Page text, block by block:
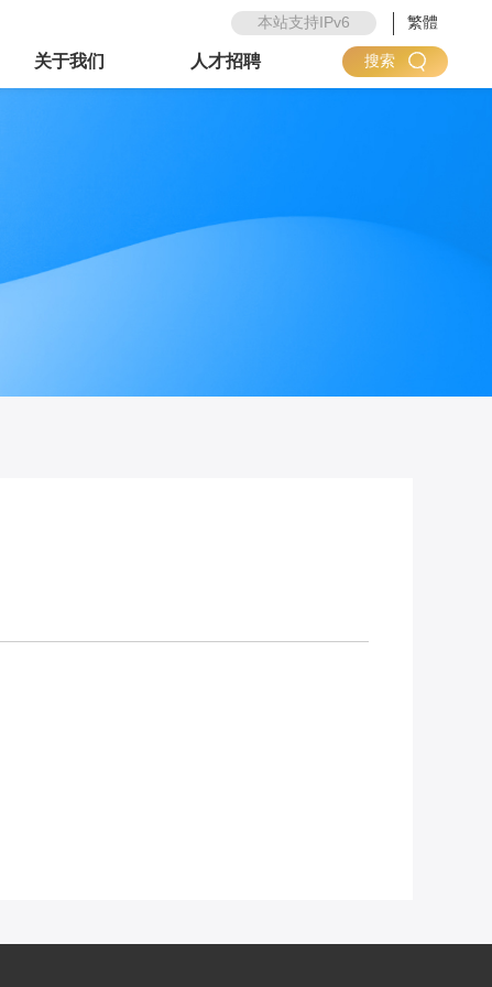
本站支持IPv6 繁體
关于我们 人才招聘 搜索